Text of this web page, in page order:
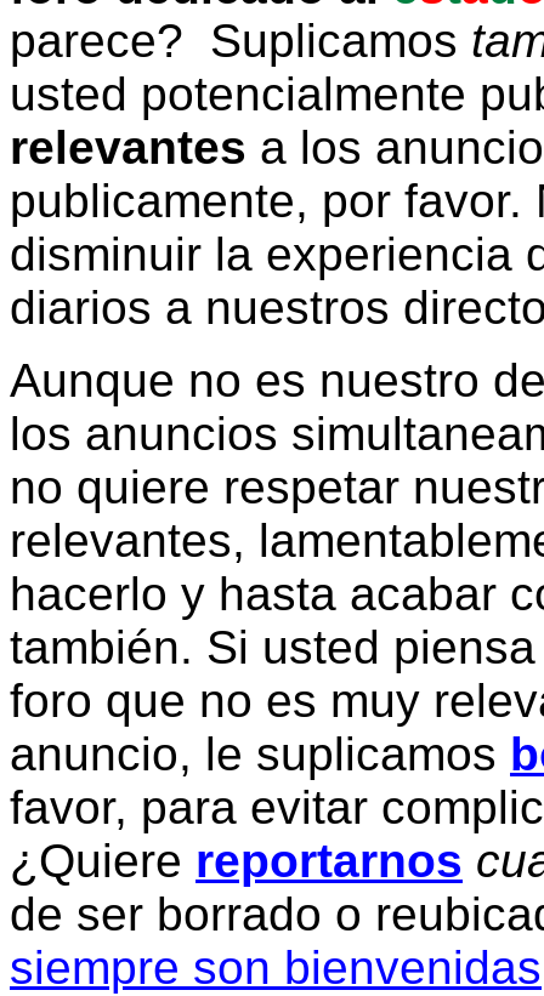
parece? Suplicamos
usted potencialmente
relevantes a los
publicamente, por
disminuir la experiencia
diarios a nuestros
Aunque no es nuestro
los anuncios
no quiere respetar
relevantes,
hacerlo y hasta acabar
también. Si usted
foro que no es muy
anuncio, le suplicamos
favor, para evitar
¿Quiere reportarnos
de ser borrado o
siempre son bienvenidas